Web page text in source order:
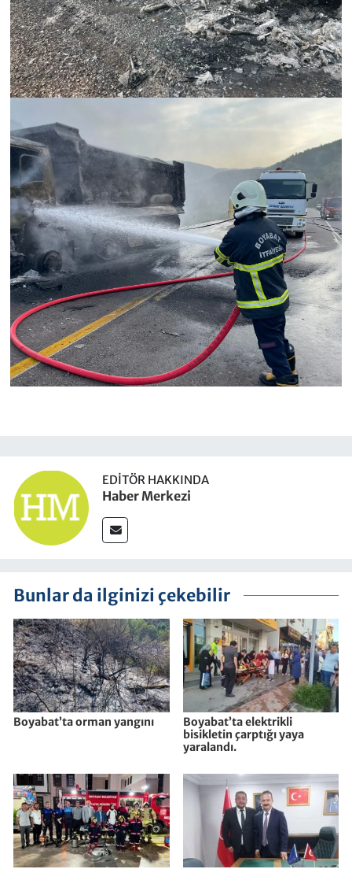
EDITÖR HAKKINDA
Haber Merkezi
Bunlar da ilginizi çekebilir
Boyabat’ta orman yangını
Boyabat’ta elektrikli
bisikletin çarptığı yaya
yaralandı.